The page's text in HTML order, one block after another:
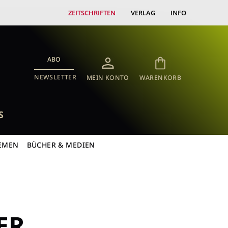
ZEITSCHRIFTEN VERLAG INFO
ABO
NEWSLETTER MEIN KONTO WARENKORB
BÜCHER & MEDIEN